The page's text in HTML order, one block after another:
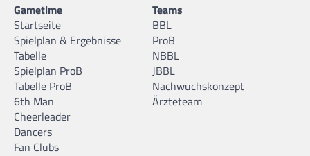
Gametime
Startseite
Spielplan & Ergebnisse
Tabelle
Spielplan ProB
Tabelle ProB
6th Man
Cheerleader
Dancers
Fan Clubs
Teams
BBL
ProB
NBBL
JBBL
Nachwuchskonzept
Ärzteteam